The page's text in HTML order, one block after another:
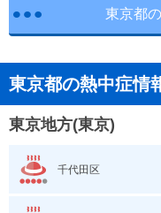
東京都
東京都の熱中症情
東京地方(東京)
千代田区